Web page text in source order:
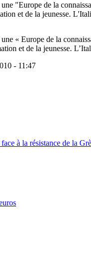
"Europe de la
et de la jeunesse.
« Europe de la
et de la jeunesse.
- 11:47
à la résistance de la